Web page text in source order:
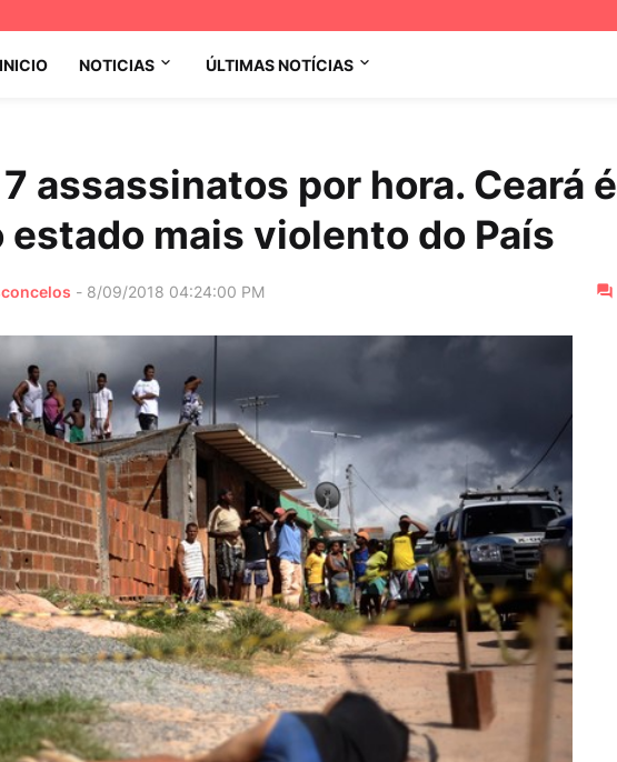
INICIO NOTICIAS ÚLTIMAS NOTÍCIAS
assassinatos por hora. Ceará é
estado mais violento do País
- 8/09/2018 04:24:00 PM